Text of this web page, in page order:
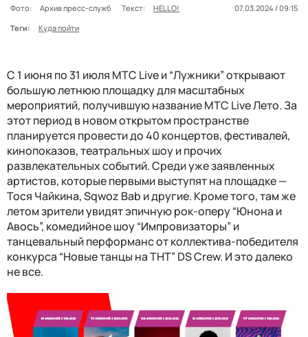
Фото: Архив пресс-служб Текст: HELLO!
07.03.2024 / 09:15
Теги:
Куда пойти
С 1 июня по 31 июля МТС Live и “Лужники” открывают
большую летнюю площадку для масштабных
мероприятий, получившую название МТС Live Лето. За
этот период в новом открытом пространстве
планируется провести до 40 концертов, фестивалей,
кинопоказов, театральных шоу и прочих
развлекательных событий. Среди уже заявленных
артистов, которые первыми выступят на площадке —
Тося Чайкина, Sqwoz Bab и другие. Кроме того, там же
летом зрители увидят эпичную рок-оперу “Юнона и
Авось”, комедийное шоу “Импровизаторы” и
танцевальный перформанс от коллектива-победителя
конкурса “Новые танцы на ТНТ” DS Crew. И это далеко
не все.